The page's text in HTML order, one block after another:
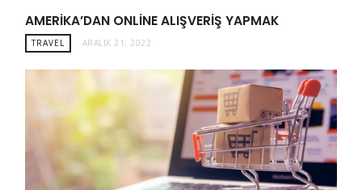
AMERIKA’DAN ONLINE ALIŞVERIŞ YAPMAK
TRAVEL ARALIK 21, 2022